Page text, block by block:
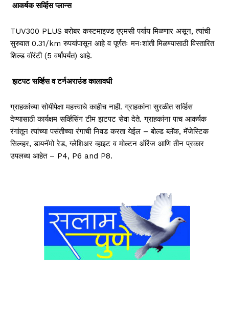
आकर्षक सर्व्हिस प्लान्स
TUV300 PLUSबरोबर कस्टमाइज्ड एएमसी पर्याय मिळणार असून, त्यांची
सुरुवात 0.31/kmरुपयांपासून आहे व पूर्णतः मनःशांती मिळण्यासाठी विस्तारित
शिल्ड वॉरंटी (5 वर्षांपर्यंत) आहे.
झटपट सर्व्हिस व टर्नअराउंड कालावधी
ग्राहकांच्या सोयीपेक्षा महत्त्वाचे काहीच नाही. ग्राहकांना सुरळीत सर्व्हिस
देण्यासाठी कार्यक्षम सर्व्हिसिंग टीम झटपट सेवा देते.ग्राहकांना पाच आकर्षक
रंगांतून त्यांच्या पसंतीच्या रंगाची निवड करता येईल –बोल्ड ब्लॅक, मॅजेस्टिक
सिल्व्हर, डायनॅमो रेड, ग्लेशिअर व्हाइट व मोल्टन ऑरेंज आणि तीन प्रकार
उपलब्ध आहेत – P4, P6 and P8.